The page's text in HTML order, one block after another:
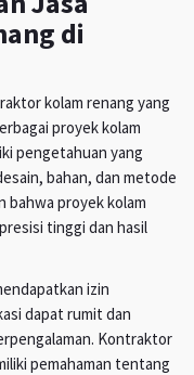
di
kolam renang yang
proyek kolam
pengetahuan yang
bahan, dan metode
bahwa proyek kolam
tinggi dan hasil
izin
dapat rumit dan
Kontraktor
pemahaman tentang